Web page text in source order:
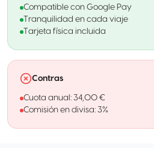
Compatible con Google Pay
Tranquilidad en cada viaje
Tarjeta física incluida
Contras
Cuota anual: 34,00 €
Comisión en divisa: 3%